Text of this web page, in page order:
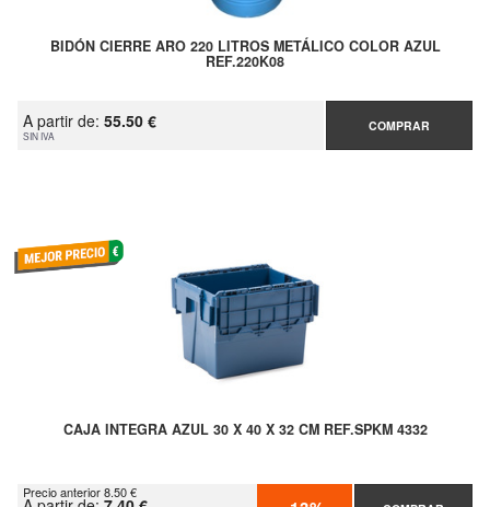
BIDÓN CIERRE ARO 220 LITROS METÁLICO COLOR AZUL
REF.220K08
A partir de: 55.50 €
SIN IVA
COMPRAR
CAJA INTEGRA AZUL 30 X 40 X 32 CM REF.SPKM 4332
Precio anterior 8.50 €